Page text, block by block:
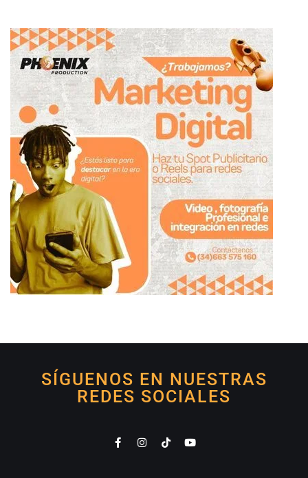
SÍGUENOS EN NUESTRAS
REDES SOCIALES